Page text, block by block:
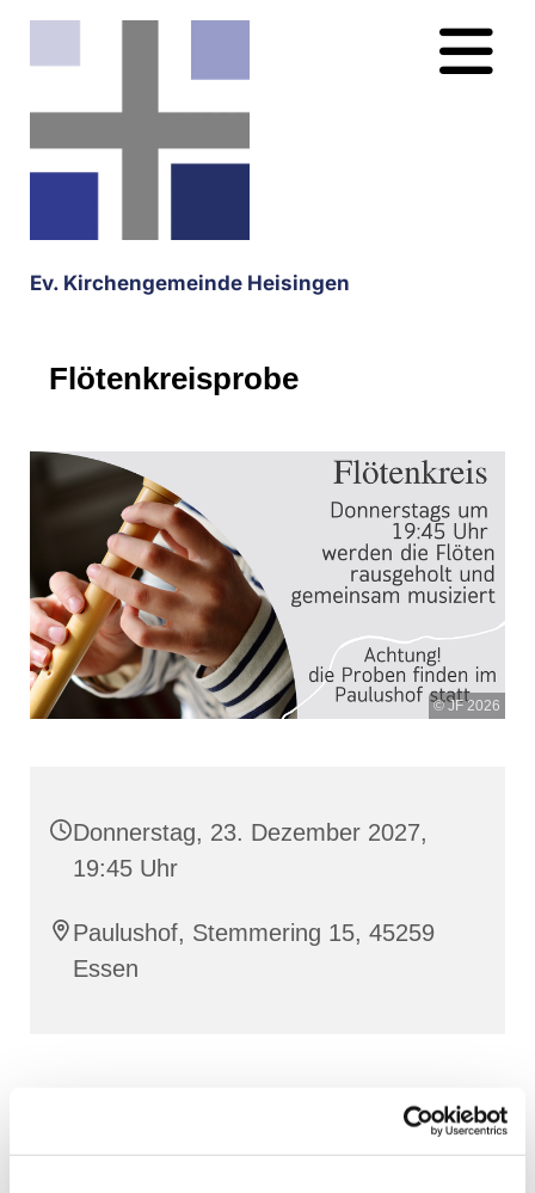
Ev. Kirchengemeinde Heisingen
Flötenkreisprobe
© JF 2026
Donnerstag, 23. Dezember 2027,
19:45 Uhr
Paulushof, Stemmering 15, 45259
Essen